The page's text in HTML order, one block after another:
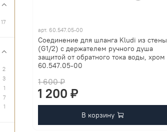
арт. 60.547.05-00
Соединение для шланга Kludi из стены
(G1/2) с держателем ручного душа
защитой от обратного тока воды, хром
60.547.05-00
1 600 ₽
1 200 ₽
В корзину
17
2
3
1
7
1